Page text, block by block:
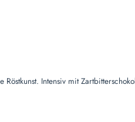
Röstkunst. Intensiv mit